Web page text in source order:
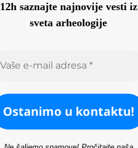
12h saznajte najnovije vesti iz
sveta arheologije